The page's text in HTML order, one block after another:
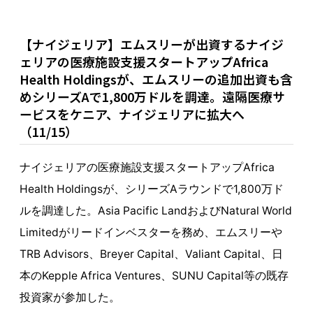
【ナイジェリア】エムスリーが出資するナイジ
ェリアの医療施設支援スタートアップAfrica
Health Holdingsが、エムスリーの追加出資も含
めシリーズAで1,800万ドルを調達。遠隔医療サ
ービスをケニア、ナイジェリアに拡大へ
（11/15）
ナイジェリアの医療施設支援スタートアップAfrica
Health Holdingsが、シリーズAラウンドで1,800万ド
ルを調達した。Asia Pacific LandおよびNatural World
Limitedがリードインベスターを務め、エムスリーや
TRB Advisors、Breyer Capital、Valiant Capital、日
本のKepple Africa Ventures、SUNU Capital等の既存
投資家が参加した。